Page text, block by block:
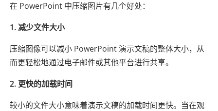
在 PowerPoint 中压缩图片有几个好处：
1. 减少文件大小
压缩图像可以减小 PowerPoint 演示文稿的整体大小，从
而更轻松地通过电子邮件或其他平台进行共享。
2. 更快的加载时间
较小的文件大小意味着演示文稿的加载时间更快。当在观